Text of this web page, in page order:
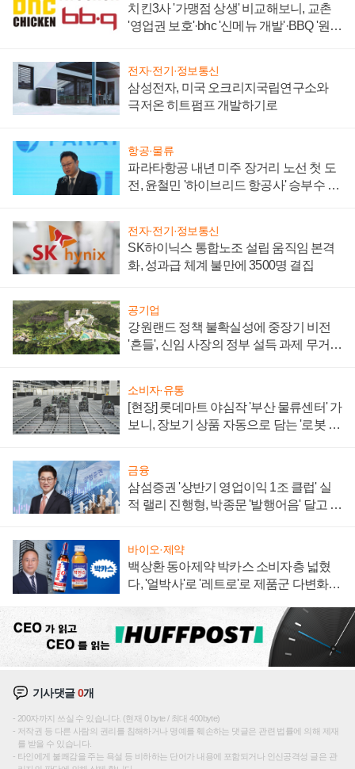
치킨3사 '가맹점 상생' 비교해보니, 교촌
'영업권 보호'·bhc '신메뉴 개발'·BBQ '원가
전자·전기·정보통신
삼성전자, 미국 오크리지국립연구소와
극저온 히트펌프 개발하기로
항공·물류
파라타항공 내년 미주 장거리 노선 첫 도
전, 윤철민 '하이브리드 항공사' 승부수 통
전자·전기·정보통신
SK하이닉스 통합노조 설립 움직임 본격
화, 성과급 체계 불만에 3500명 결집
공기업
강원랜드 정책 불확실성에 중장기 비전
'흔들', 신임 사장의 정부 설득 과제 무거워
소비자·유통
[현장] 롯데마트 야심작 '부산 물류센터' 가
보니, 장보기 상품 자동으로 담는 '로봇 40
금융
삼섬증권 '상반기 영업이익 1조 클럽' 실
적 랠리 진행형, 박종문 '발행어음' 달고 연
바이오·제약
백상환 동아제약 박카스 소비자층 넓혔
다, '얼박사'로 '레트로'로 제품군 다변화
기사댓글0개
200자까지 쓰실 수 있습니다. (현재 0 byte / 최대 400byte)
저작권 등 다른 사람의 권리를 침해하거나 명예를 훼손하는 댓글은 관련 법률에 의해 제재
를 받을 수 있습니다.
타인에게 불쾌감을 주는 욕설 등 비하하는 단어가 내용에 포함되거나 인신공격성 글은 관